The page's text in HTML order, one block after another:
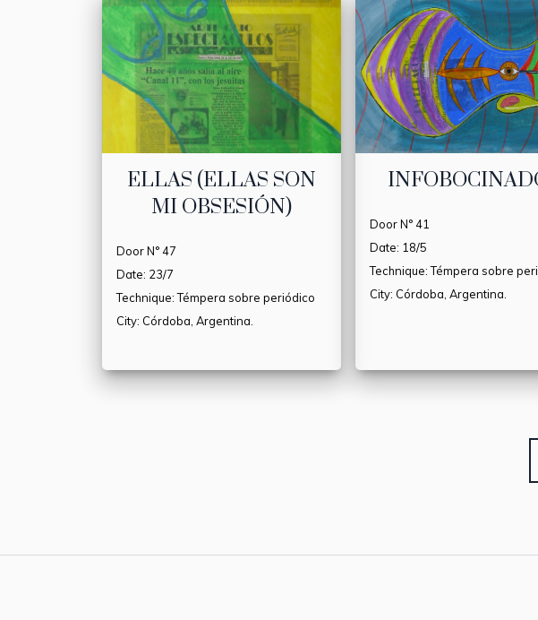
ELLAS (ELLAS SON
MI OBSESIÓN)
Door N° 47
Date: 23/7
Technique: Témpera sobre periódico
City: Córdoba, Argentina.
Door N° 41
Date: 18/5
Technique: Témpera sobre
City: Córdoba, Argentina.